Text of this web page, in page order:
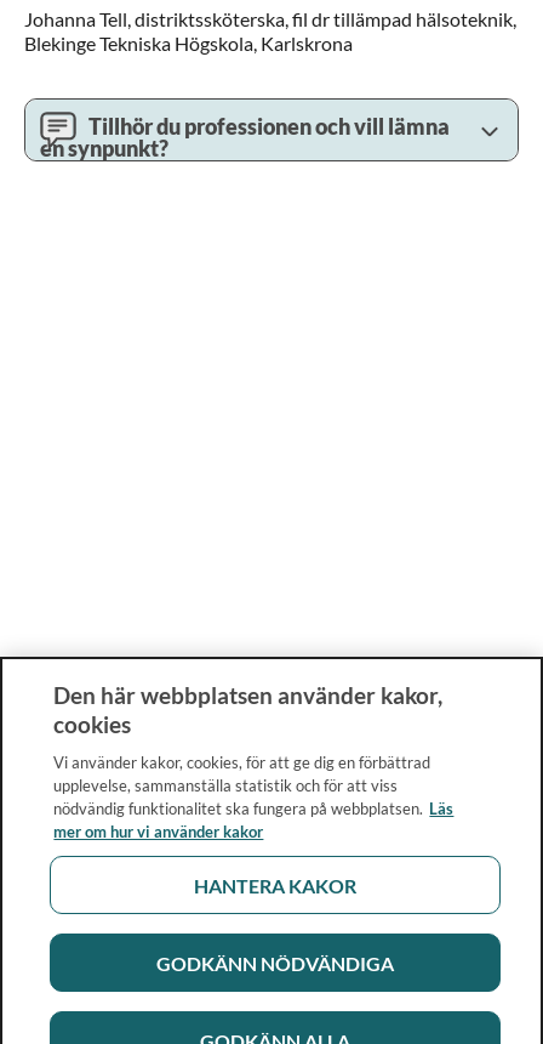
JohannaTell,distriktssköterska, fil dr tillämpad hälsoteknik,
Blekinge Tekniska Högskola, Karlskrona
Tillhör du professionen och vill lämna
en synpunkt?
Den här webbplatsen använder kakor,
cookies
Vi använder kakor, cookies, för att ge dig en förbättrad
upplevelse, sammanställa statistik och för att viss
nödvändig funktionalitet ska fungera på webbplatsen. Läs
mer om hur vi använder kakor
HANTERA KAKOR
GODKÄNN NÖDVÄNDIGA